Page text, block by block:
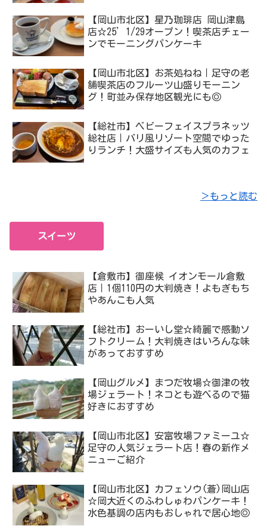
【岡山市北区】星乃珈琲店 岡山津島
店☆25’1/29オープン！喫茶店チェー
ンでモーニングパンケーキ
【岡山市北区】お茶処ねね｜足守の老
舗喫茶店のフルーツ山盛りモーニン
グ！町並み保存地区観光にも◎
【総社市】ベビーフェイスプラネッツ
総社店｜バリ風リゾート空間でゆった
りランチ！大盛サイズも人気のカフェ
＞もっと読む
スイーツ
【倉敷市】御座候 イオンモール倉敷
店｜1個110円の大判焼き！よもぎもち
やあんこも人気
【総社市】おーいし堂☆綺麗で感動ソ
フトクリーム！大判焼きはいろんな味
があっておすすめ
【岡山グルメ】まつだ牧場☆御津の牧
場ジェラート！ネコとも遊べるので猫
好きにおすすめ
【岡山市北区】安富牧場ファミーユ☆
足守の人気ジェラート店！春の新作メ
ニューご紹介
【岡山市北区】カフェソウ(蒼)岡山店
☆岡大近くのふわしゅわパンケーキ！
水色基調の店内もおしゃれで居心地◎